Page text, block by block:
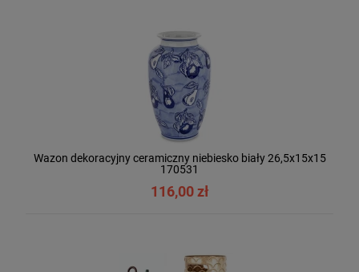
Wazon dekoracyjny ceramiczny niebiesko biały 26,5x15x15
170531
116,00 zł